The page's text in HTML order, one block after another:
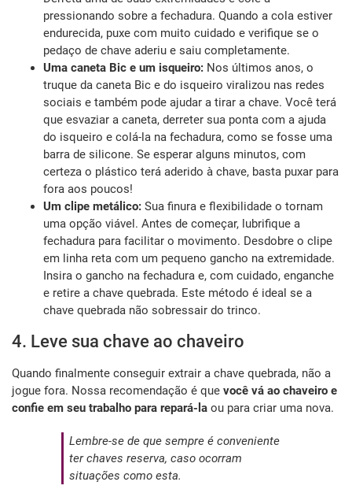
pressionando sobre a fechadura. Quando a cola estiver
endurecida, puxe com muito cuidado e verifique se o
pedaço de chave aderiu e saiu completamente.
Uma caneta Bic e um isqueiro: Nos últimos anos, o
truque da caneta Bic e do isqueiro viralizou nas redes
sociais e também pode ajudar a tirar a chave. Você terá
que esvaziar a caneta, derreter sua ponta com a ajuda
do isqueiro e colá-la na fechadura, como se fosse uma
barra de silicone. Se esperar alguns minutos, com
certeza o plástico terá aderido à chave, basta puxar para
fora aos poucos!
Um clipe metálico: Sua finura e flexibilidade o tornam
uma opção viável. Antes de começar, lubrifique a
fechadura para facilitar o movimento. Desdobre o clipe
em linha reta com um pequeno gancho na extremidade.
Insira o gancho na fechadura e, com cuidado, enganche
e retire a chave quebrada. Este método é ideal se a
chave quebrada não sobressair do trinco.
4. Leve sua chave ao chaveiro
Quando finalmente conseguir extrair a chave quebrada, não a
jogue fora. Nossa recomendação é que você vá ao chaveiro e
confie em seu trabalho para repará-la ou para criar uma nova.
Lembre-se de que sempre é conveniente
ter chaves reserva, caso ocorram
situações como esta.